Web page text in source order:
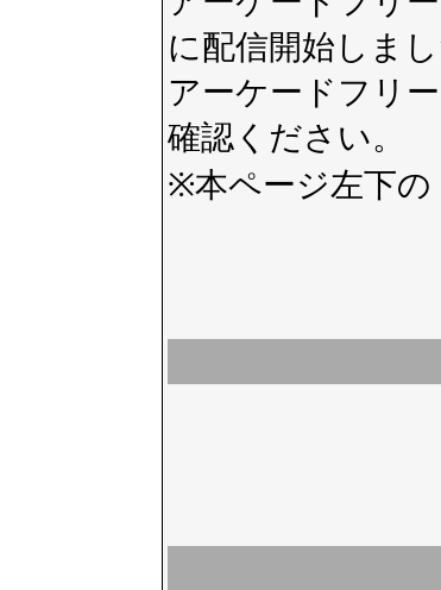
に配信開始しま
アーケードフリ
確認ください。
※本ページ左下の